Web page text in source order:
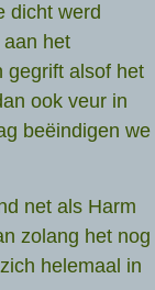
dicht werd
het
gegrift alsof het
ook veur in
beëindigen we
net als Harm
zolang het nog
helemaal in